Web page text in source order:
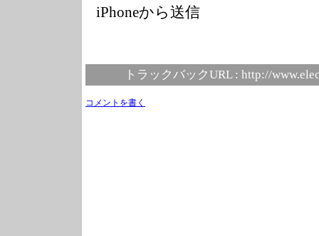
iPhoneから送信
トラックバックURL : http://
コメントを書く